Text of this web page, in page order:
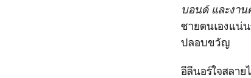
บอนด์ และงา
ชายตนเองแน่
ปลอบขวัญ
อีลีนอร์ใจสลา